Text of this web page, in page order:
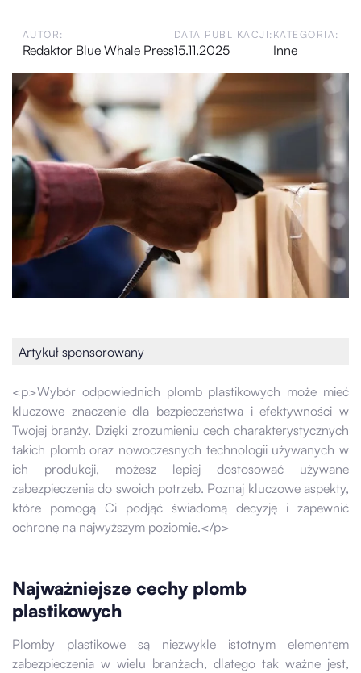
AUTOR:
Redaktor Blue Whale Press
DATA PUBLIKACJI:
15.11.2025
KATEGORIA:
Inne
Artykuł sponsorowany
<p>Wybór odpowiednich plomb plastikowych może mieć
kluczowe znaczenie dla bezpieczeństwa i efektywności w
Twojej branży. Dzięki zrozumieniu cech charakterystycznych
takich plomb oraz nowoczesnych technologii używanych w
ich produkcji, możesz lepiej dostosować używane
zabezpieczenia do swoich potrzeb. Poznaj kluczowe aspekty,
które pomogą Ci podjąć świadomą decyzję i zapewnić
ochronę na najwyższym poziomie.</p>
Najważniejsze cechy plomb
plastikowych
Plomby plastikowe są niezwykle istotnym elementem
zabezpieczenia w wielu branżach, dlatego tak ważne jest,